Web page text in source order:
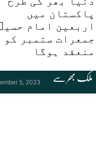
ملک بھر سے
پاکستان میں
اربعین امام
جمعرات ستمبر کو
منعقد ہوگا
5, 2023